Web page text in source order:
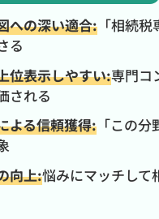
への深い適合:「相続税
る
位表示しやすい:専門コ
される
よる信頼獲得:「この分
向上:悩みにマッチして